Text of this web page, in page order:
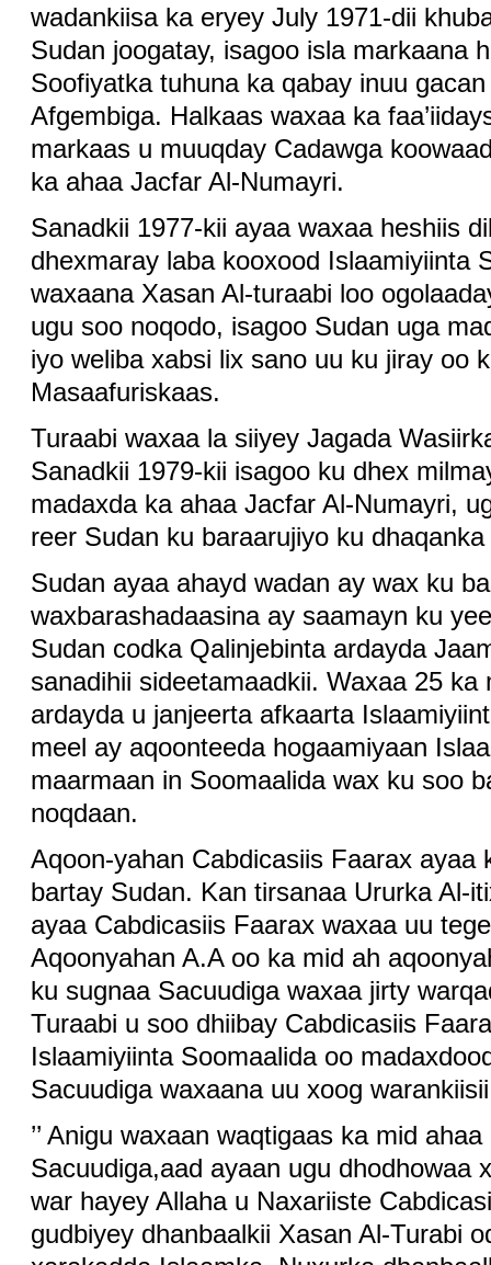
wadankiisa ka eryey July 1971-dii
Sudan joogatay, isagoo isla markaana
Soofiyatka tuhuna ka qabay inuu
Afgembiga. Halkaas waxaa ka
markaas u muuqday Cadawga
ka ahaa Jacfar Al-Numayri.
Sanadkii 1977-kii ayaa waxaa heshiis
dhexmaray laba kooxood Islaamiyiinta
waxaana Xasan Al-turaabi loo
ugu soo noqodo, isagoo Sudan uga
iyo weliba xabsi lix sano uu ku jiray oo
Masaafuriskaas.
Turaabi waxaa la siiyey Jagada
Sanadkii 1979-kii isagoo ku dhex
madaxda ka ahaa Jacfar Al-Numayri,
reer Sudan ku baraarujiyo ku
Sudan ayaa ahayd wadan ay wax ku
waxbarashadaasina ay saamayn ku
Sudan codka Qalinjebinta ardayda
sanadihii sideetamaadkii. Waxaa 25
ardayda u janjeerta afkaarta
meel ay aqoonteeda hogaamiyaan
maarmaan in Soomaalida wax ku soo
noqdaan.
Aqoon-yahan Cabdicasiis Faarax ayaa
bartay Sudan. Kan tirsanaa Ururka Al-
ayaa Cabdicasiis Faarax waxaa uu
Aqoonyahan A.A oo ka mid ah
ku sugnaa Sacuudiga waxaa jirty
Turaabi u soo dhiibay Cabdicasiis
Islaamiyiinta Soomaalida oo
Sacuudiga waxaana uu xoog
’’ Anigu waxaan waqtigaas ka mid
Sacuudiga,aad ayaan ugu dhodhowaa
war hayey Allaha u Naxariiste
gudbiyey dhanbaalkii Xasan Al-Turabi